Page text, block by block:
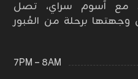
مع آسوم سراي، تصل
برحلة من العُبور
٨AM – ٧PM